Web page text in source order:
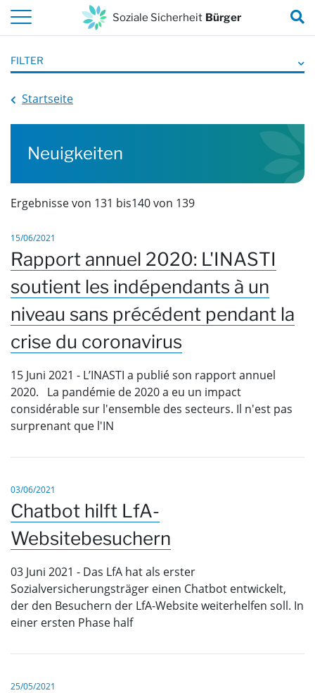
Zum Hauptinhalt springen
Soziale Sicherheit Bürger
FILTER
Startseite
Neuigkeiten
Ergebnisse von 131 bis140 von 139
15/06/2021
Rapport annuel 2020: L'INASTI
soutient les indépendants à un
niveau sans précédent pendant la
crise du coronavirus
15 Juni 2021 - L’INASTI a publié son rapport annuel
2020. La pandémie de 2020 a eu un impact
considérable sur l'ensemble des secteurs. Il n'est pas
surprenant que l'IN
03/06/2021
Chatbot hilft LfA-
Websitebesuchern
03 Juni 2021 - Das LfA hat als erster
Sozialversicherungsträger einen Chatbot entwickelt,
der den Besuchern der LfA-Website weiterhelfen soll. In
einer ersten Phase half
25/05/2021